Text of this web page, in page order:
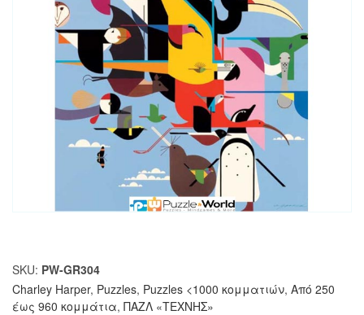
SKU: PW-GR304
Charley Harper, Puzzles, Puzzles <1000 κομματιών, Από 250
έως 960 κομμάτια, ΠΑΖΛ «ΤΕΧΝΗΣ»